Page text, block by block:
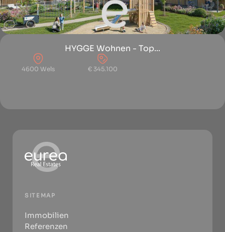
HYGGE Wohnen - Top...
4600 Wels € 345.100
SITEMAP
Immobilien
Referenzen